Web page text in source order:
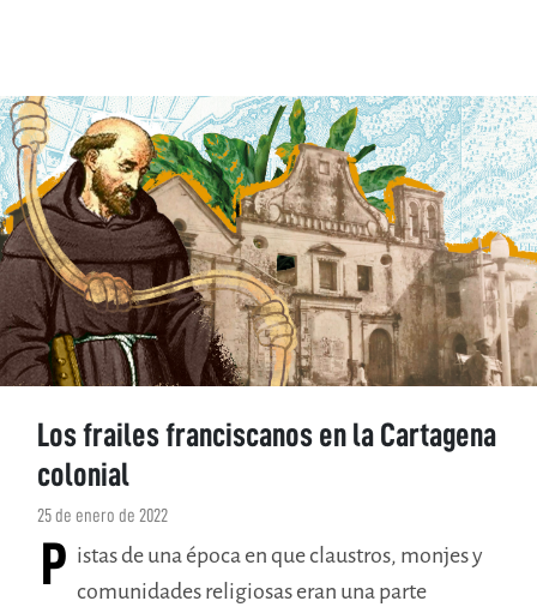
Los frailes franciscanos en la Cartagena
colonial
25 de enero de 2022
P istas de una época en que claustros, monjes y
comunidades religiosas eran una parte